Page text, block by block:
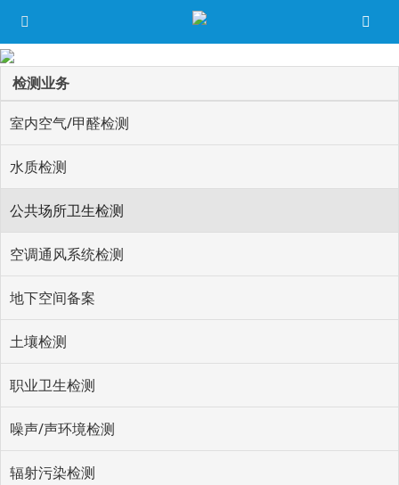
检测业务
室内空气/甲醛检测
水质检测
公共场所卫生检测
空调通风系统检测
地下空间备案
土壤检测
职业卫生检测
噪声/声环境检测
辐射污染检测